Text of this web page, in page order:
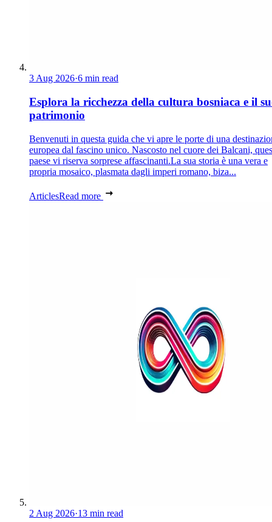
3 Aug 2026·6 min read
Esplora la ricchezza della cultura bosniaca e il
patrimonio
Benvenuti in questa guida che vi apre le porte di una
europea dal fascino unico. Nascosto nel cuore dei Balcani,
paese vi riserva sorprese affascinanti.La sua storia è una vera e
propria mosaico, plasmata dagli imperi romano, biza...
ArticlesRead more
2 Aug 2026·13 min read